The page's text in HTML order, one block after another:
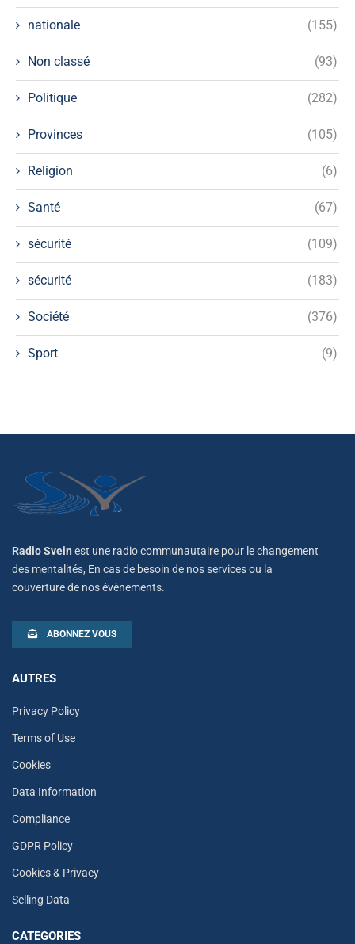
nationale (155)
Non classé (93)
Politique (282)
Provinces (105)
Religion (6)
Santé (67)
sécurité (109)
sécurité (183)
Société (376)
Sport (9)
Radio Svein est une radio communautaire pour le changement
des mentalités, En cas de besoin de nos services ou la
couverture de nos évènements.
ABONNEZ VOUS
AUTRES
Privacy Policy
Terms of Use
Cookies
Data Information
Compliance
GDPR Policy
Cookies & Privacy
Selling Data
CATEGORIES